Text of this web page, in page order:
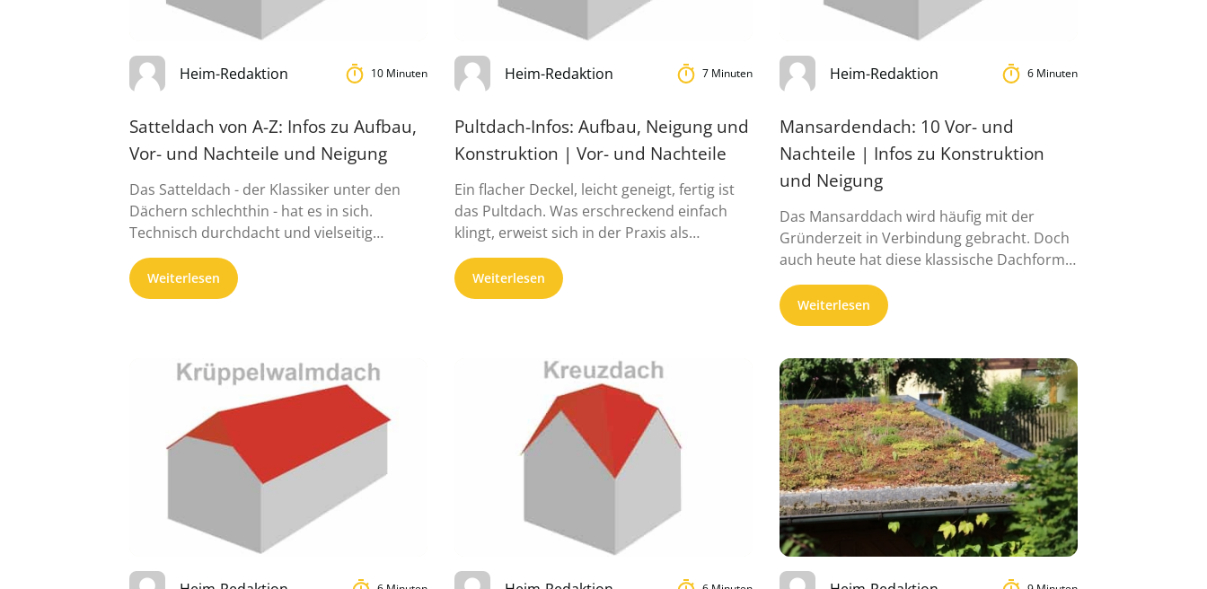
Heim-Redaktion 10 Minuten
Satteldach von A-Z: Infos zu Aufbau,
Vor- und Nachteile und Neigung
Das Satteldach - der Klassiker unter den
Dächern schlechthin - hat es in sich.
Technisch durchdacht und vielseitig
abwandel- ...
Weiterlesen
Heim-Redaktion 7 Minuten
Pultdach-Infos: Aufbau, Neigung und
Konstruktion | Vor- und Nachteile
Ein flacher Deckel, leicht geneigt, fertig ist
das Pultdach. Was erschreckend einfach
klingt, erweist sich in der Praxis als
vielseitig, ...
Weiterlesen
Heim-Redaktion 6 Minuten
Mansardendach: 10 Vor- und
Nachteile | Infos zu Konstruktion
und Neigung
Das Mansarddach wird häufig mit der
Gründerzeit in Verbindung gebracht. Doch
auch heute hat diese klassische Dachform
immer ...
Weiterlesen